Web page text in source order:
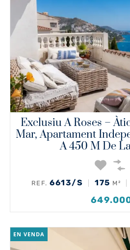
Exclusiu A Roses –
Mar, Apartament
A 450 M De
REF.6613/S 175 M²
EN VENDA